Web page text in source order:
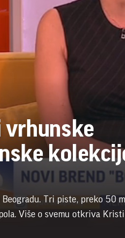
vrhunske
Tri piste, preko 50
Više o svemu otkriva